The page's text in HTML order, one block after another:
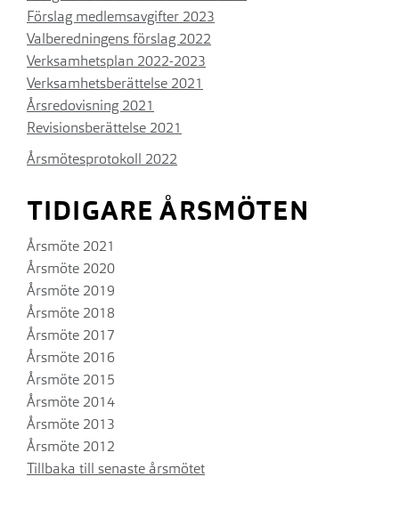
Förslag medlemsavgifter 2023
Valberedningens förslag 2022
Verksamhetsplan 2022-2023
Verksamhetsberättelse 2021
Årsredovisning 2021
Revisionsberättelse 2021
Årsmötesprotokoll 2022
TIDIGARE ÅRSMÖTEN
Årsmöte 2021
Årsmöte 2020
Årsmöte 2019
Årsmöte 2018
Årsmöte 2017
Årsmöte 2016
Årsmöte 2015
Årsmöte 2014
Årsmöte 2013
Årsmöte 2012
Tillbaka till senaste årsmötet